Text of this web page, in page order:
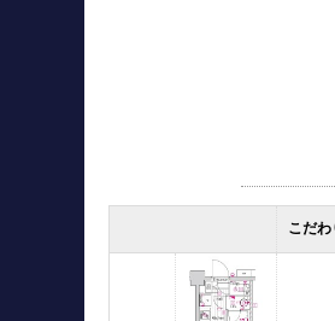
こだわ